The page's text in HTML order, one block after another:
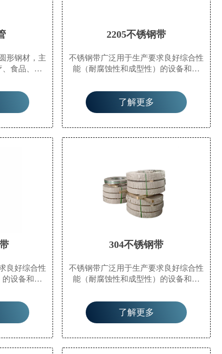
形钢材，主
食品、轻
转强度相
于制造机械
家具厨具
2205不锈钢带
不锈钢带广泛用于生产要求良好综合性
能（耐腐蚀性和成型性）的设备和零
备、核能、外部材料、建筑材料、汽车
零件（半液体罐槽）、医疗器械、纤维
工业和船舶零件等。
了解更多
良好综合性
设备和零
材料、汽车
器械、纤维
。
304不锈钢带
不锈钢带广泛用于生产要求良好综合性
能（耐腐蚀性和成型性）的设备和零
备、核能、外部材料、建筑材料、汽车
零件（半液体罐槽）、医疗器械、纤维
工业和船舶零件等。
了解更多